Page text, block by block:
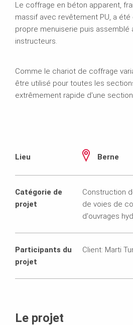
Le coffrage en béton apparent,
massif avec revêtement PU, a
propre menuiserie puis assemblé
instructeurs.
Comme le chariot de coffrage
être utilisé pour toutes les
extrêmement rapide d'une
Lieu Berne
Catégorie de
projet
Construction
de voies de
d'ouvrages
Participants du
projet
Client: Marti
Le projet